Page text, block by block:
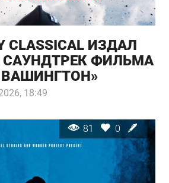
CLASSICAL ИЗДАЛ
ФИЛЬМА
18:49
81 0